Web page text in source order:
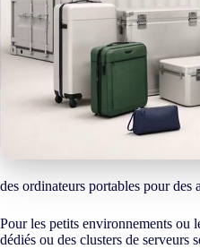
des ordinateurs portables pour des
Pour les petits environnements ou
dédiés ou des clusters de serveurs